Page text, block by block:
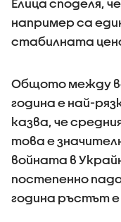
Елица споделя,
например са
стабилната
Общото между
година е най-
казва, че
това е
войната в
постепенно
година ръстът е